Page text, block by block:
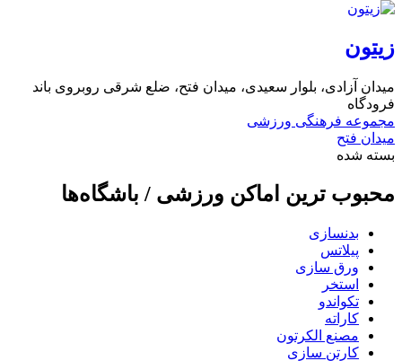
زیتون
میدان آزادی، بلوار سعیدی، میدان فتح، ضلع شرقی روبروی باند
فرودگاه
مجموعه فرهنگی ورزشی
میدان فتح
بسته شده
محبوب ترین اماکن ورزشی / باشگاه‌ها
بدنسازی
پیلاتس
ورق سازی
استخر
تکواندو
کاراته
مصنع الکرتون
کارتن سازی